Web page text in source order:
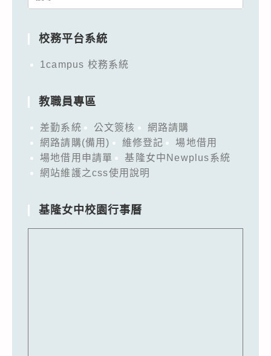
校務平台系統
1campus 校務系統
教職員專區
差勤系統 公文簽核
網路請購
網路請購(備用)
維修登記
場地借用
場地借用申請單
基隆女中Newplus系統
網站維護之css使用說明
基隆女中校園行事曆